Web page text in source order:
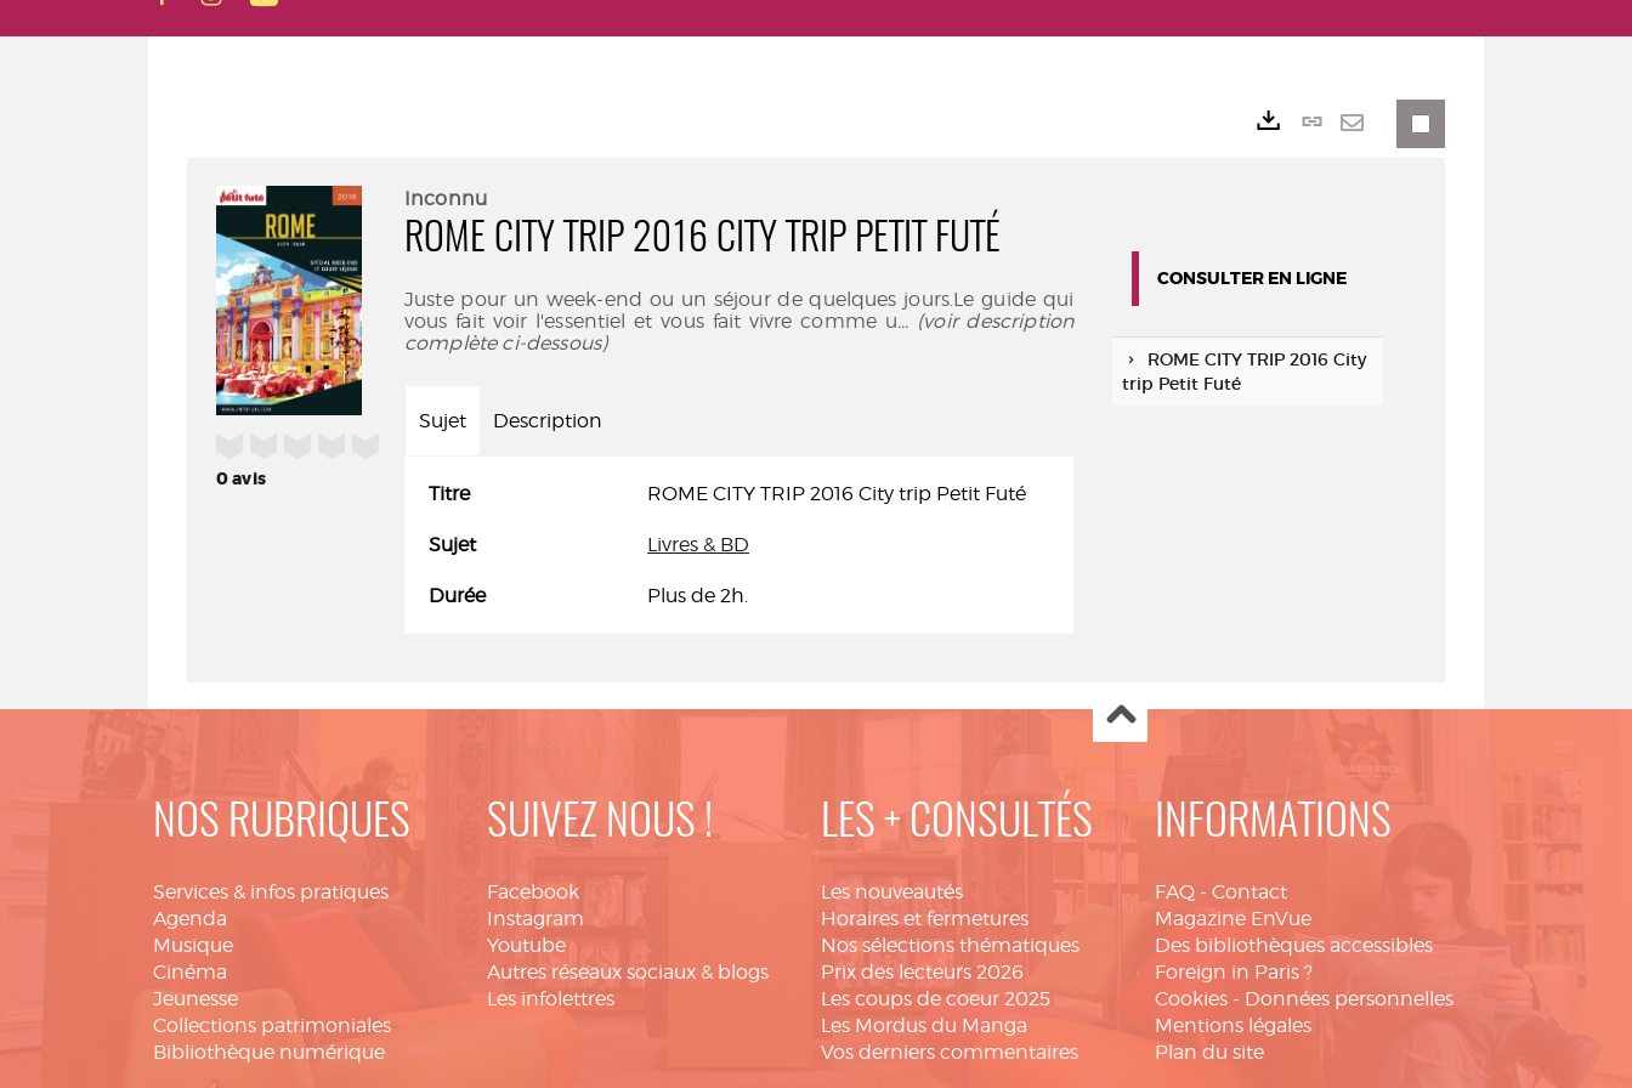
0avis
Inconnu
ROME CITY TRIP 2016 CITY TRIP PETIT FUTÉ
Juste pour un week-end ou un séjour de quelques jours.Le guide qui
vous fait voir l'essentiel et vous fait vivre comme u... (voir description
complète ci-dessous)
Sujet Description
Titre ROME CITY TRIP 2016 City trip Petit Futé
Sujet Livres & BD
Durée Plus de 2h.
Lien
CONSULTER EN LIGNE
ROME CITY TRIP 2016 City
trip Petit Futé
NOS RUBRIQUES
Services & infos pratiques
Agenda
Musique
Cinéma
Jeunesse
Collections patrimoniales
Bibliothèque numérique
SUIVEZ NOUS !
Facebook
Instagram
Youtube
Autres réseaux sociaux & blogs
Les infolettres
LES + CONSULTÉS
Les nouveautés
Horaires et fermetures
Nos sélections thématiques
Prix des lecteurs 2026
Les coups de coeur 2025
Les Mordus du Manga
Vos derniers commentaires
INFORMATIONS
FAQ - Contact
Magazine EnVue
Des bibliothèques accessibles
Foreign in Paris ?
Cookies - Données personnelles
Mentions légales
Plan du site